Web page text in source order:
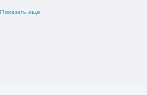
Показать еще